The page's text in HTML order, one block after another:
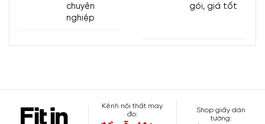
chuyên
nghiệp
gói, giá tốt
Kênh nội thất may
đo:
Shop giấy dán
tường: